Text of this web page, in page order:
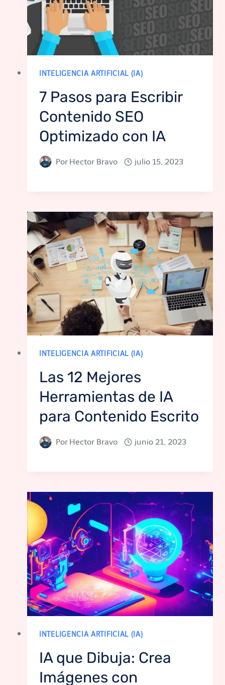
INTELIGENCIA ARTIFICIAL (IA)
7 Pasos para Escribir
Contenido SEO
Optimizado con IA
Por Hector Bravo julio 15, 2023
INTELIGENCIA ARTIFICIAL (IA)
Las 12 Mejores
Herramientas de IA
para Contenido Escrito
Por Hector Bravo junio 21, 2023
INTELIGENCIA ARTIFICIAL (IA)
IA que Dibuja: Crea
Imágenes con